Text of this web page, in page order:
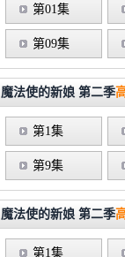
第01集
第09集
魔法使的新娘 第二季
第1集
第9集
魔法使的新娘 第二季
第1集